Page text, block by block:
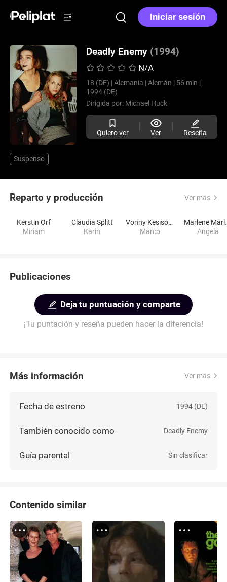
Iniciar sesión
Deadly Enemy (1994)
N/A
18 (DE) | Alemania | Alemán | 56 min |
1994 (DE)
Dirigida por: Michael Huck
Quiero ver Ver Reseña
Suspenso
Reparto y producción Ver más
Kerstin Orf
Miriam
Claudia Splitt
Karin
Vonny Kesisoglu
Marco
Angela
Publicaciones
Deja tu puntuación y comparte
¡Tu puntación y reseña pueden hacer la diferencia!
Más información Ver más
Fecha de estreno 1994 (DE)
También conocido como Deadly Enemy
Guía parental Sin clasificar
Contenido similar